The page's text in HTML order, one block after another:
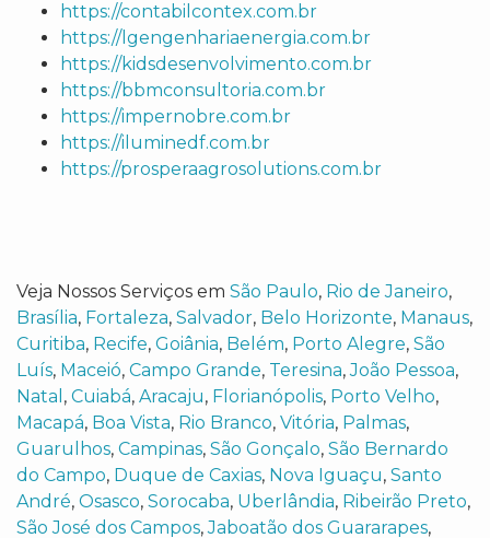
https://contabilcontex.com.br
https://lgengenhariaenergia.com.br
https://kidsdesenvolvimento.com.br
https://bbmconsultoria.com.br
https://impernobre.com.br
https://iluminedf.com.br
https://prosperaagrosolutions.com.br
Veja Nossos Serviços em São Paulo, Rio de Janeiro,
Brasília, Fortaleza, Salvador, Belo Horizonte, Manaus,
Curitiba, Recife, Goiânia, Belém, Porto Alegre, São
Luís, Maceió, Campo Grande, Teresina,João Pessoa,
Natal , Cuiabá, Aracaju, Florianópolis, Porto Velho,
Macapá, Boa Vista, Rio Branco, Vitória, Palmas,
Guarulhos, Campinas, São Gonçalo, São Bernardo
do Campo, Duque de Caxias, Nova Iguaçu, Santo
André, Osasco, Sorocaba, Uberlândia, Ribeirão Preto,
São José dos Campos,Jaboatão dos Guararapes,